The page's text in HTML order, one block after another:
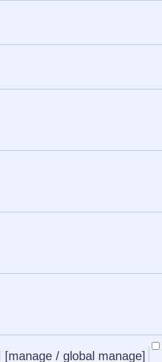
[manage / global manage]